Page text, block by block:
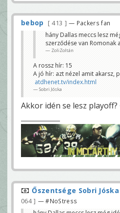
bebop 413 — Packers fan
hány Dallas meccs lesz
szerződése van Romonak
ZoliZoltán
A rossz hír: 15
A jó hír: azt nézel amit akarsz,
atdhenet.tv/index.html
Sobri Jóska
Akkor idén se lesz playoff?
Őszentsége Sobri Jóska
064
— #NoStress